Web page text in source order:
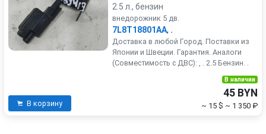
2.5 л., бензин
внедорожник 5 дв.
7L8T18801AA, .
Доставка в любой Город. Поставки из
Японии и Швеции. Гарантия. Аналоги
(Совместимость с ДВС): , . 2.5 Бензин. .
В корзину
В наличии
45 BYN
~ 15 $ ~ 1 350 ₽